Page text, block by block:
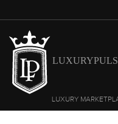
LUXURY